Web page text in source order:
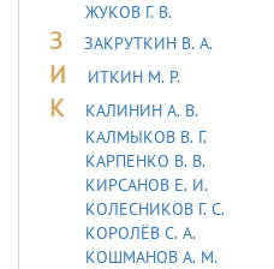
ЖУКОВ Г. В.
З ЗАКРУТКИН В. А.
И ИТКИН М. Р.
К
КАЛИНИН А. В.
КАЛМЫКОВ В. Г.
КАРПЕНКО В. В.
КИРСАНОВ Е. И.
КОЛЕСНИКОВ Г. С.
КОРОЛЁВ С. А.
КОШМАНОВ А. М.